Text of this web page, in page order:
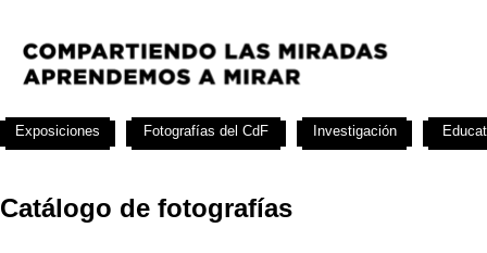
Catálogo de fotografías
Exposiciones Fotografías del CdF Investigación